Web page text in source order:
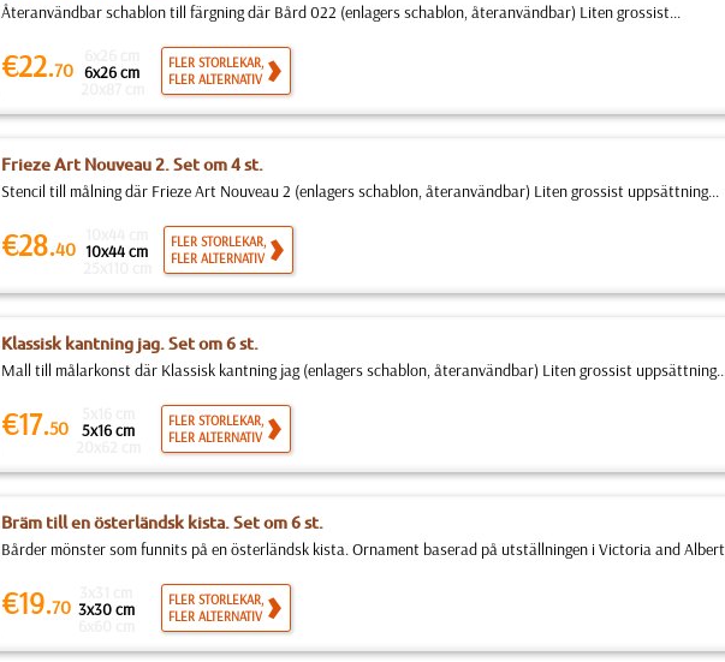
Återanvändbar schablon till färgning där Bård 022 (enlagers schablon, återanvändbar) Liten grossist...
€22.70 6x26 cm
FLER STORLEKAR,
FLER ALTERNATIV
Frieze Art Nouveau 2. Set om 4 st.
Stencil till målning där Frieze Art Nouveau 2 (enlagers schablon, återanvändbar) Liten grossist uppsättning...
€28.40 10x44 cm
FLER STORLEKAR,
FLER ALTERNATIV
Klassisk kantning jag. Set om 6 st.
Mall till målarkonst där Klassisk kantning jag (enlagers schablon, återanvändbar) Liten grossist
€17.50 5x16 cm
FLER STORLEKAR,
FLER ALTERNATIV
Bräm till en österländsk kista. Set om 6 st.
Bårder mönster som funnits på en österländsk kista. Ornament baserad på utställningen i Victoria and
€19.70 3x30 cm
FLER STORLEKAR,
FLER ALTERNATIV